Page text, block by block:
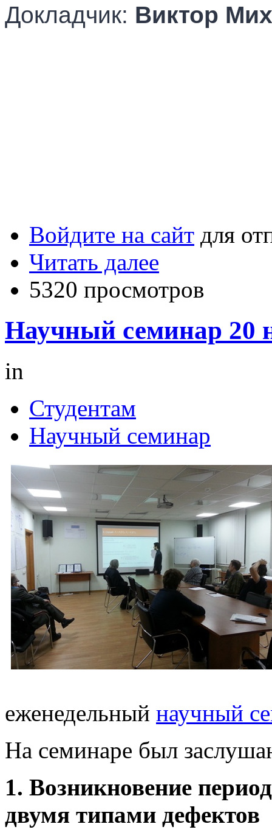
Докладчик: Виктор
Войдите на сайт для
Читать далее
5320 просмотров
Научный семинар 20
in
Студентам
Научный семинар
еженедельный научный
На семинаре был
1. Возникновение
двумя типами дефектов